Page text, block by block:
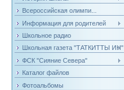
Всероссийская олимпи...
Информация для родителей
Школьное радио
Школьная газета "ТАТКИТТЫ ИН"
ФСК "Сияние Севера"
Каталог файлов
Фотоальбомы